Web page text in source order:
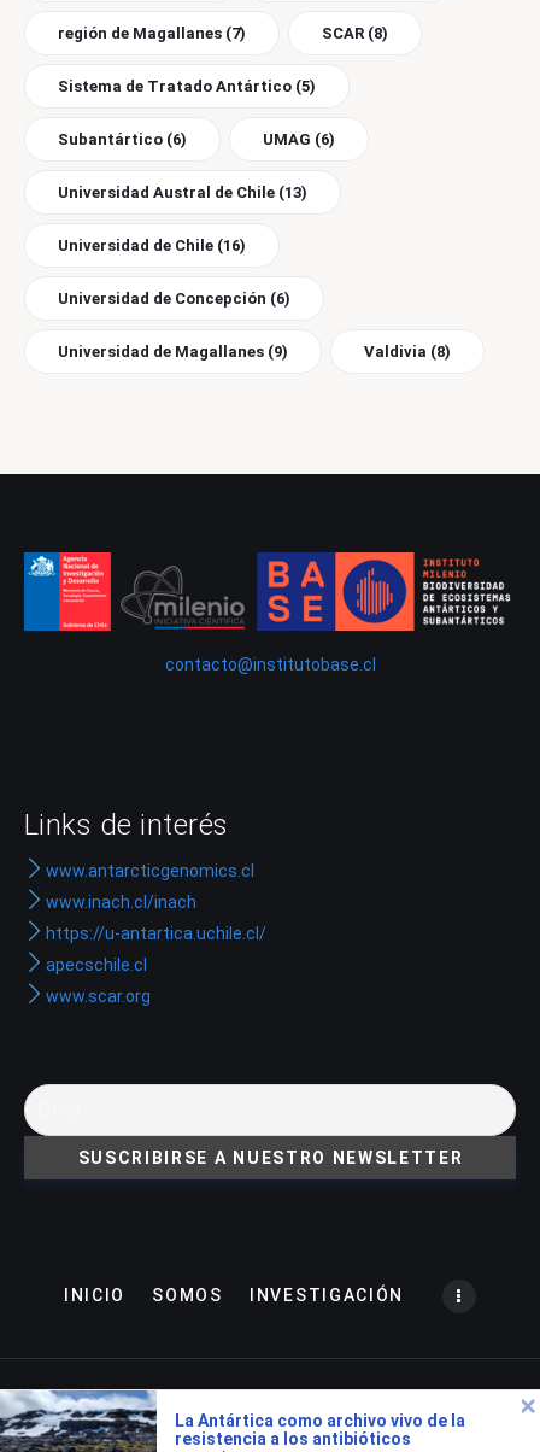
región de Magallanes (7) SCAR (8)
Sistema de Tratado Antártico (5)
Subantártico (6) UMAG (6)
Universidad Austral de Chile (13)
Universidad de Chile (16)
Universidad de Concepción (6)
Universidad de Magallanes (9) Valdivia (8)
contacto@institutobase.cl
Links de interés
www.antarcticgenomics.cl
www.inach.cl/inach
https://u-antartica.uchile.cl/
apecschile.cl
www.scar.org
INICIO SOMOS INVESTIGACIÓN
Copyright © 2022. All rights reserved. Potenciado por
Innovaweb
La Antártica como archivo vivo de la
resistencia a los antibióticos